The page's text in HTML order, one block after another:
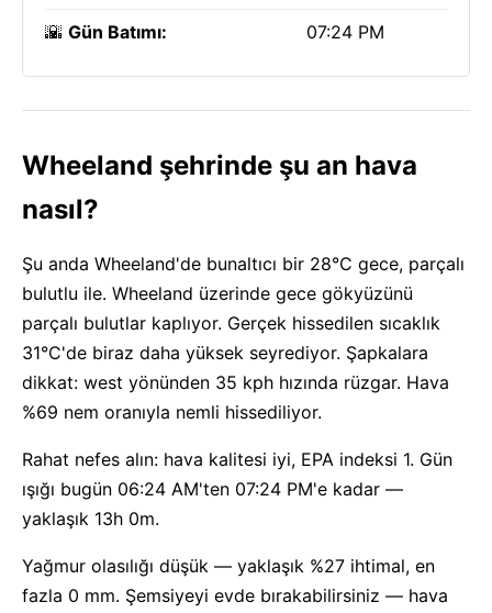
🌇 Gün Batımı: 07:24 PM
Wheeland şehrinde şu an hava
nasıl?
Şu anda Wheeland'de bunaltıcı bir 28°C gece, parçalı
bulutlu ile. Wheeland üzerinde gece gökyüzünü
parçalı bulutlar kaplıyor. Gerçek hissedilen sıcaklık
31°C'de biraz daha yüksek seyrediyor. Şapkalara
dikkat: west yönünden 35 kph hızında rüzgar. Hava
%69 nem oranıyla nemli hissediliyor.
Rahat nefes alın: hava kalitesi iyi, EPA indeksi 1. Gün
ışığı bugün 06:24 AM'ten 07:24 PM'e kadar —
yaklaşık 13h 0m.
Yağmur olasılığı düşük — yaklaşık %27 ihtimal, en
fazla 0 mm. Şemsiyeyi evde bırakabilirsiniz — hava